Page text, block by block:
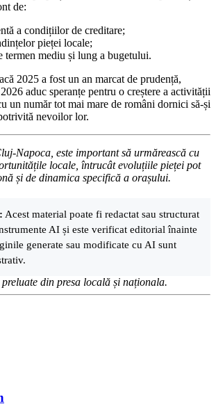
de:
a condițiilor de creditare;
pieței locale;
termen mediu și lung a bugetului.
2025 a fost un an marcat de prudență,
aduc speranțe pentru o creștere a activității
un număr tot mai mare de români dornici să-și
nevoilor lor.
Napoca, este important să urmărească cu
locale, întrucât evoluțiile pieței pot
și de dinamica specifică a orașului.
Acest material poate fi redactat sau structurat
AI și este verificat editorial înainte
generate sau modificate cu AI sunt
din presa locală și naționala.